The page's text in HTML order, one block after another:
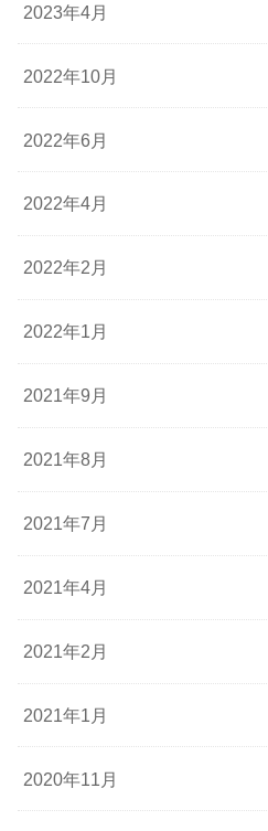
2023年4月
2022年10月
2022年6月
2022年4月
2022年2月
2022年1月
2021年9月
2021年8月
2021年7月
2021年4月
2021年2月
2021年1月
2020年11月